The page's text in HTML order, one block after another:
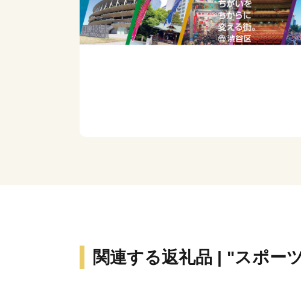
関連する返礼品 | "スポー